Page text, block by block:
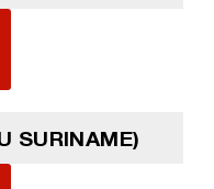
SURINAME)